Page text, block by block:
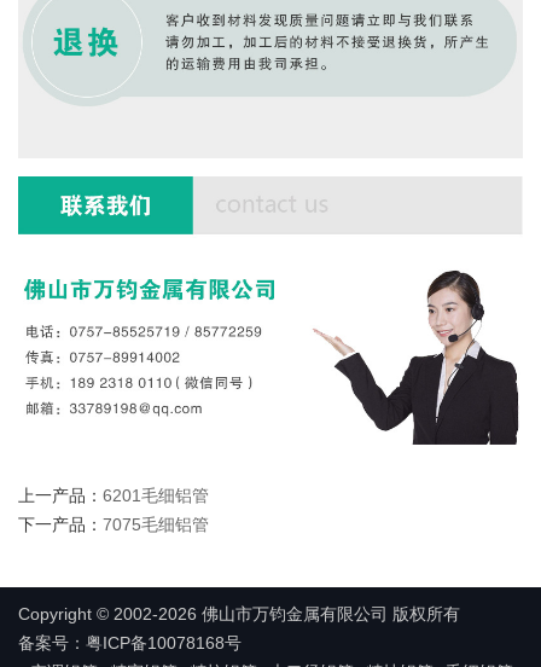
上一产品： 6201毛细铝管
下一产品： 7075毛细铝管
Copyright © 2002-2026 佛山市万钧金属有限公司 版权所有
备案号：粤ICP备10078168号